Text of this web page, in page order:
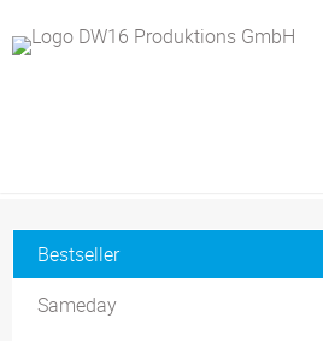
Bestseller
Sameday